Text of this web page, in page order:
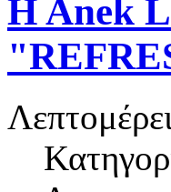
H Anek